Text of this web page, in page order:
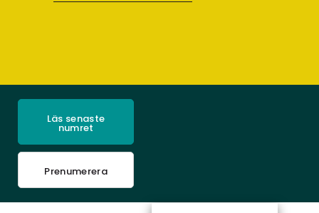
Läs senaste
numret
Prenumerera